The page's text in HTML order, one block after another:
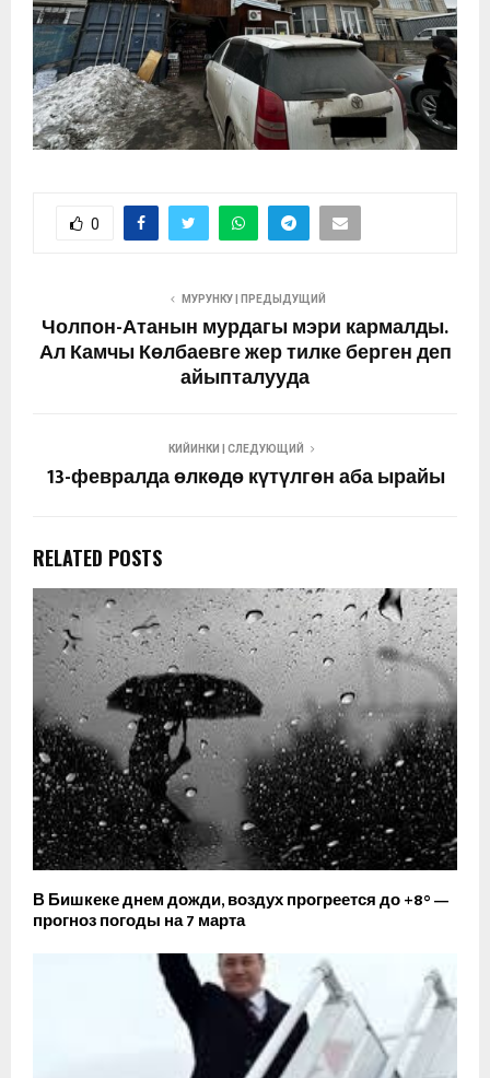
0
МУРУНКУ | ПРЕДЫДУЩИЙ
Чолпон-Атанын мурдагы мэри кармалды.
Ал Камчы Көлбаевге жер тилке берген деп
айыпталууда
КИЙИНКИ | СЛЕДУЮЩИЙ
13-февралда өлкөдө күтүлгөн аба ырайы
RELATED POSTS
В Бишкеке днем дожди, воздух прогреется до +8° —
прогноз погоды на 7 марта